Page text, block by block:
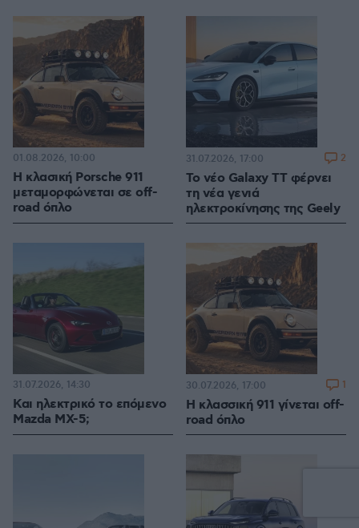
H κλασική Porsche 911
μεταμορφώνεται σε off-
road όπλο
01.08.2026, 10:00
Το νέο Galaxy TT φέρνει
τη νέα γενιά
ηλεκτροκίνησης της Geely
31.07.2026, 17:00 2
Και ηλεκτρικό το επόμενο
Mazda MX-5;
31.07.2026, 14:30
Η κλασσική 911 γίνεται off-
road όπλο
30.07.2026, 17:00 1